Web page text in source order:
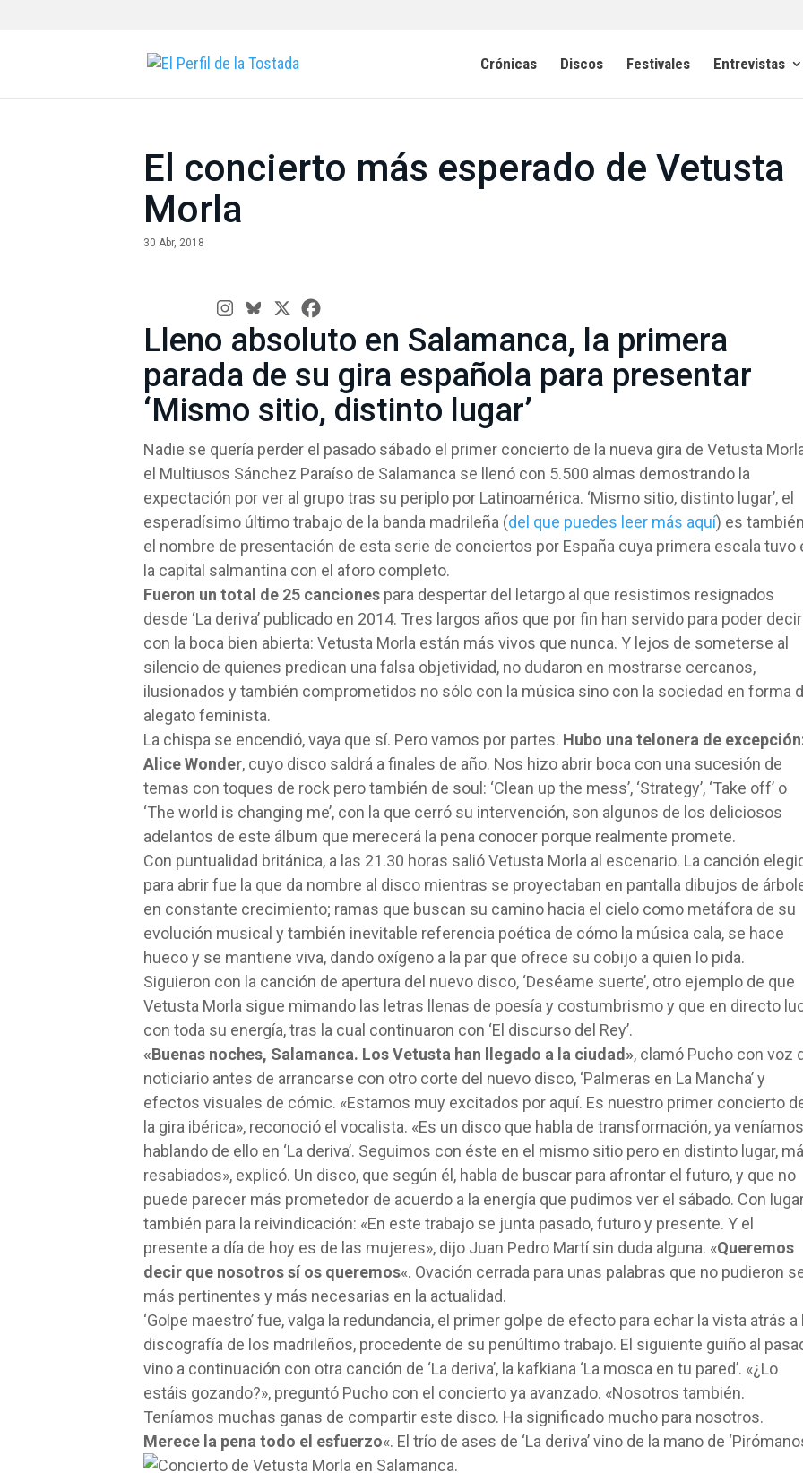
Crónicas Discos Festivales Entrevistas
El concierto más esperado de Vetusta
Morla
30 Abr, 2018
Lleno absoluto en Salamanca, la primera
parada de su gira española para presentar
‘Mismo sitio, distinto lugar’
Nadie se quería perder el pasado sábado el primer concierto de la nueva gira de Vetusta
el Multiusos Sánchez Paraíso de Salamanca se llenó con 5.500 almas demostrando la
expectación por ver al grupo tras su periplo por Latinoamérica. ‘Mismo sitio, distinto lugar’, el
esperadísimo último trabajo de la banda madrileña (del que puedes leer más aquí) es también
el nombre de presentación de esta serie de conciertos por España cuya primera escala tuvo
la capital salmantina con el aforo completo.
Fueron un total de 25 canciones para despertar del letargo al que resistimos resignados
desde ‘La deriva’ publicado en 2014. Tres largos años que por fin han servido para poder decir
con la boca bien abierta: Vetusta Morla están más vivos que nunca. Y lejos de someterse al
silencio de quienes predican una falsa objetividad, no dudaron en mostrarse cercanos,
ilusionados y también comprometidos no sólo con la música sino con la sociedad en forma
alegato feminista.
La chispa se encendió, vaya que sí. Pero vamos por partes. Hubo una telonera de
Alice Wonder, cuyo disco saldrá a finales de año. Nos hizo abrir boca con una sucesión de
temas con toques de rock pero también de soul: ‘Clean up the mess’, ‘Strategy’, ‘Take off’ o
‘The world is changing me’, con la que cerró su intervención, son algunos de los deliciosos
adelantos de este álbum que merecerá la pena conocer porque realmente promete.
Con puntualidad británica, a las 21.30 horas salió Vetusta Morla al escenario. La canción
para abrir fue la que da nombre al disco mientras se proyectaban en pantalla dibujos de
en constante crecimiento; ramas que buscan su camino hacia el cielo como metáfora de su
evolución musical y también inevitable referencia poética de cómo la música cala, se hace
hueco y se mantiene viva, dando oxígeno a la par que ofrece su cobijo a quien lo pida.
Siguieron con la canción de apertura del nuevo disco, ‘Deséame suerte’, otro ejemplo de que
Vetusta Morla sigue mimando las letras llenas de poesía y costumbrismo y que en directo
con toda su energía, tras la cual continuaron con ‘El discurso del Rey’.
«Buenas noches, Salamanca. Los Vetusta han llegado a la ciudad», clamó Pucho con voz
noticiario antes de arrancarse con otro corte del nuevo disco, ‘Palmeras en La Mancha’ y
efectos visuales de cómic. «Estamos muy excitados por aquí. Es nuestro primer concierto
la gira ibérica», reconoció el vocalista. «Es un disco que habla de transformación, ya veníamos
hablando de ello en ‘La deriva’. Seguimos con éste en el mismo sitio pero en distinto lugar,
resabiados», explicó. Un disco, que según él, habla de buscar para afrontar el futuro, y que no
puede parecer más prometedor de acuerdo a la energía que pudimos ver el sábado. Con
también para la reivindicación: «En este trabajo se junta pasado, futuro y presente. Y el
presente a día de hoy es de las mujeres», dijo Juan Pedro Martí sin duda alguna. «Queremos
decir que nosotros sí os queremos«. Ovación cerrada para unas palabras que no pudieron
más pertinentes y más necesarias en la actualidad.
‘Golpe maestro’ fue, valga la redundancia, el primer golpe de efecto para echar la vista atrás a
discografía de los madrileños, procedente de su penúltimo trabajo. El siguiente guiño al
vino a continuación con otra canción de ‘La deriva’, la kafkiana ‘La mosca en tu pared’. «¿Lo
estáis gozando?», preguntó Pucho con el concierto ya avanzado. «Nosotros también.
Teníamos muchas ganas de compartir este disco. Ha significado mucho para nosotros.
Merece la pena todo el esfuerzo«. El trío de ases de ‘La deriva’ vino de la mano de